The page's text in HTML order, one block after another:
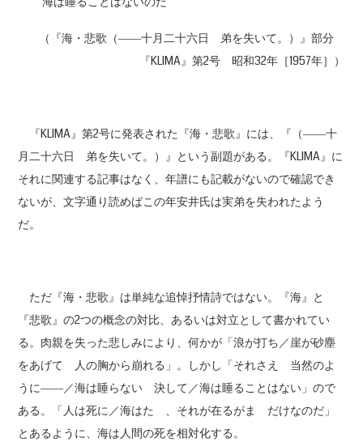
（『海・悲歌（――十月二十六日 弟を失いて。）』部分
『KLIMA』第2号 昭和32年［1957年］）
『KLIMA』第2号に発表された『海・悲歌』には、『（――十
月二十六日 弟を失いて。）』という副題がある。『KLIMA』に
それに関連する記事はなく、年譜にも記載がないので確認でき
ないが、文字通り読めばこの年安井氏は実弟を失われたよう
だ。
ただ『海・悲歌』は単純な追悼抒情詩ではない。『海』と
『悲歌』の2つの概念の対比、あるいは対立として書かれてい
る。肉親を失った悲しみにより、何かが「浪が打ち／崖が砂塵
をあげて 人の胸から崩れる」。しかし「それさえ 当然のよ
うに――／海は睡らない 決して／海は睡ることはない」ので
ある。「人は死に／海はたゞ、それが在るがまゝだけなのだ」
とあるように、海は人間の死を相対化する。